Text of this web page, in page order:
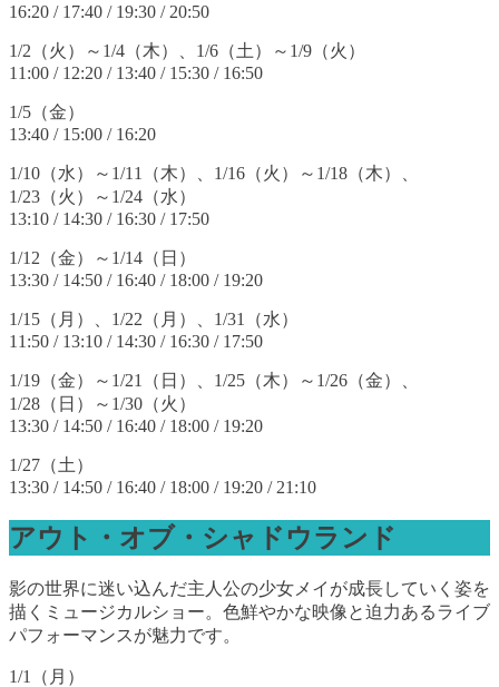
16:20 / 17:40 / 19:30 / 20:50
1/2（火）～1/4（木）、1/6（土）～1/9（火）
11:00 / 12:20 / 13:40 / 15:30 / 16:50
1/5（金）
13:40 / 15:00 / 16:20
1/10（水）～1/11（木）、1/16（火）～1/18（木）、
1/23（火）～1/24（水）
13:10 / 14:30 / 16:30 / 17:50
1/12（金）～1/14（日）
13:30 / 14:50 / 16:40 / 18:00 / 19:20
1/15（月）、1/22（月）、1/31（水）
11:50 / 13:10 / 14:30 / 16:30 / 17:50
1/19（金）～1/21（日）、1/25（木）～1/26（金）、
1/28（日）～1/30（火）
13:30 / 14:50 / 16:40 / 18:00 / 19:20
1/27（土）
13:30 / 14:50 / 16:40 / 18:00 / 19:20 / 21:10
アウト・オブ・シャドウランド
影の世界に迷い込んだ主人公の少女メイが成長していく姿を
描くミュージカルショー。色鮮やかな映像と迫力あるライブ
パフォーマンスが魅力です。
1/1（月）